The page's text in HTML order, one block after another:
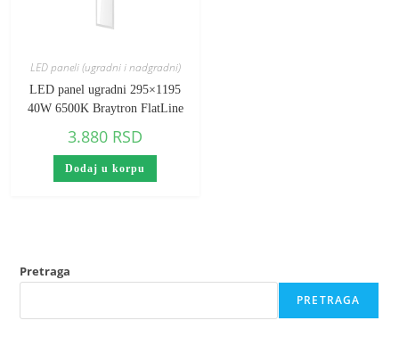
LED paneli (ugradni i nadgradni)
LED panel ugradni 295×1195
40W 6500K Braytron FlatLine
3.880 RSD
Dodaj u korpu
Pretraga
PRETRAGA